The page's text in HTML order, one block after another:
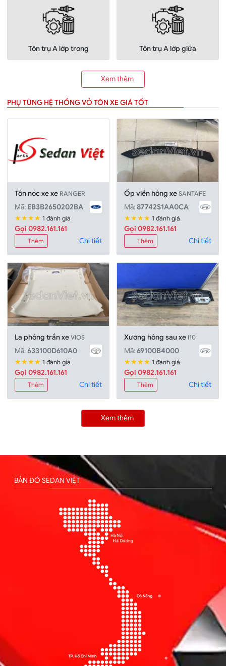
Tôn trụ A lớp trong Tôn trụ A lớp giữa
Xem thêm
PHỤ TÙNG HỆ THỐNG VỎ TÔN XE GIÁ TỐT
Tôn nóc xe xe RANGER
Mã: EB3B2650202BA
★★★★ 1 đánh giá
Gọi 0982.161.161
Thêm Chi tiết
Ốp viền hông xeSANTAFE
Mã:87742S1AA0CA
★★★★ 1 đánh giá
Gọi 0982.161.161
Thêm Chi tiết
La phông trần xeVIOS
Mã:633100D610A0
★★★★ 1 đánh giá
Gọi 0982.161.161
Thêm Chi tiết
Xương hông sau xe I10
Mã:69100B4000
★★★★ 1 đánh giá
Gọi 0982.161.161
Thêm Chi tiết
Xem thêm
BẢN ĐỒ SEDAN VIỆT